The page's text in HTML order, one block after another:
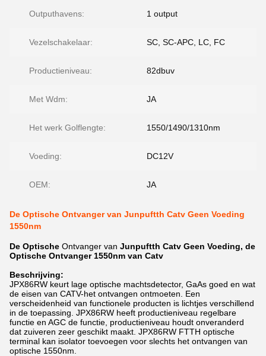
Outputhavens: 1 output
Vezelschakelaar: SC, SC-APC, LC, FC
Productieniveau: 82dbuv
Met Wdm: JA
Het werk Golflengte: 1550/1490/1310nm
Voeding: DC12V
OEM: JA
De Optische Ontvanger van Junpuftth Catv Geen Voeding
1550nm
De Optische Ontvanger van Junpuftth Catv Geen Voeding, de
Optische Ontvanger 1550nm van Catv
Beschrijving:
JPX86RW keurt lage optische machtsdetector, GaAs goed en wat
de eisen van CATV-het ontvangen ontmoeten. Een
verscheidenheid van functionele producten is lichtjes verschillend
in de toepassing. JPX86RW heeft productieniveau regelbare
functie en AGC de functie, productieniveau houdt onveranderd
dat zuiveren zeer geschikt maakt. JPX86RW FTTH optische
terminal kan isolator toevoegen voor slechts het ontvangen van
optische 1550nm.